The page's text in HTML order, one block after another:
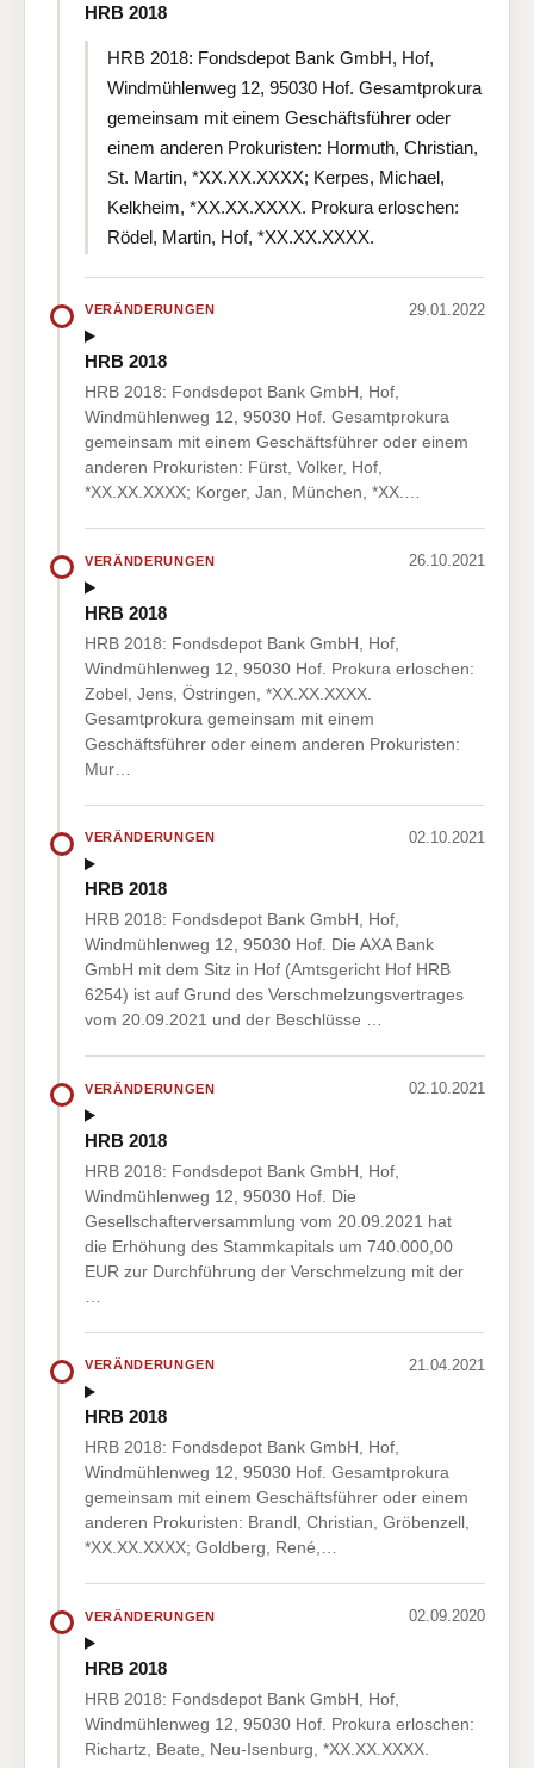
HRB 2018
HRB 2018: Fondsdepot Bank GmbH, Hof,
Windmühlenweg 12, 95030 Hof. Gesamtprokura
gemeinsam mit einem Geschäftsführer oder
einem anderen Prokuristen: Hormuth, Christian,
St. Martin, *XX.XX.XXXX; Kerpes, Michael,
Kelkheim, *XX.XX.XXXX. Prokura erloschen:
Rödel, Martin, Hof, *XX.XX.XXXX.
VERÄNDERUNGEN 29.01.2022
HRB 2018
HRB 2018: Fondsdepot Bank GmbH, Hof,
Windmühlenweg 12, 95030 Hof. Gesamtprokura
gemeinsam mit einem Geschäftsführer oder einem
anderen Prokuristen: Fürst, Volker, Hof,
*XX.XX.XXXX; Korger, Jan, München, *XX.…
VERÄNDERUNGEN 26.10.2021
HRB 2018
HRB 2018: Fondsdepot Bank GmbH, Hof,
Windmühlenweg 12, 95030 Hof. Prokura erloschen:
Zobel, Jens, Östringen, *XX.XX.XXXX.
Gesamtprokura gemeinsam mit einem
Geschäftsführer oder einem anderen Prokuristen:
Mur…
VERÄNDERUNGEN 02.10.2021
HRB 2018
HRB 2018: Fondsdepot Bank GmbH, Hof,
Windmühlenweg 12, 95030 Hof. Die AXA Bank
GmbH mit dem Sitz in Hof (Amtsgericht Hof HRB
6254) ist auf Grund des Verschmelzungsvertrages
vom 20.09.2021 und der Beschlüsse …
VERÄNDERUNGEN 02.10.2021
HRB 2018
HRB 2018: Fondsdepot Bank GmbH, Hof,
Windmühlenweg 12, 95030 Hof. Die
Gesellschafterversammlung vom 20.09.2021 hat
die Erhöhung des Stammkapitals um 740.000,00
EUR zur Durchführung der Verschmelzung mit der
VERÄNDERUNGEN 21.04.2021
HRB 2018
HRB 2018: Fondsdepot Bank GmbH, Hof,
Windmühlenweg 12, 95030 Hof. Gesamtprokura
gemeinsam mit einem Geschäftsführer oder einem
anderen Prokuristen: Brandl, Christian, Gröbenzell,
*XX.XX.XXXX; Goldberg, René,…
VERÄNDERUNGEN 02.09.2020
HRB 2018
HRB 2018: Fondsdepot Bank GmbH, Hof,
Windmühlenweg 12, 95030 Hof. Prokura erloschen:
Richartz, Beate, Neu-Isenburg, *XX.XX.XXXX.